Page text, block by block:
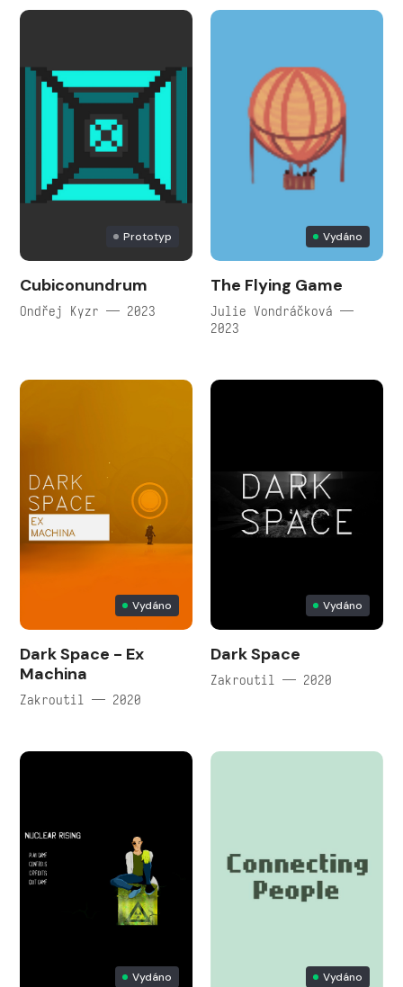
Prototyp
Cubiconundrum
Ondřej Kyzr — 2023
Vydáno
The Flying Game
Julie Vondráčková —
2023
Vydáno
Dark Space - Ex
Machina
Zakroutil — 2020
Vydáno
Dark Space
Zakroutil — 2020
Vydáno Vydáno